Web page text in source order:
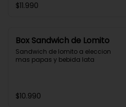
$11.990
Box Sandwich de Lomito
Sandwich de lomito a eleccion
mas papas y bebida lata
$10.990